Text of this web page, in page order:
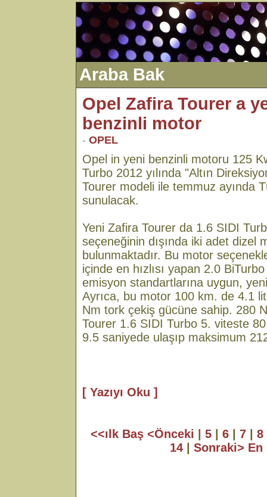
Araba Bak
Opel Zafira Tourer a
benzinli motor
- OPEL
Opel in yeni benzinli motoru 125
Turbo 2012 yılında "Altın
Tourer modeli ile temmuz ayında
sunulacak.
Yeni Zafira Tourer da 1.6 SIDI
seçeneğinin dışında iki adet dizel
bulunmaktadır. Bu motor
içinde en hızlısı yapan 2.0
emisyon standartlarına uygun,
Ayrıca, bu motor 100 km. de 4.1
Nm tork çekiş gücüne sahip. 280
Tourer 1.6 SIDI Turbo 5. viteste
9.5 saniyede ulaşıp maksimum
[ Yazıyı Oku ]
<<ılk Baş <Önceki 5| 6| 7| 8
14
Sonraki> En